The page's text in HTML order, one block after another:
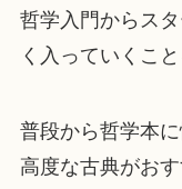
哲学入門からス
く入っていくこ
普段から哲学本
高度な古典がお